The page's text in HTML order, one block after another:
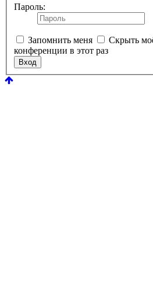
Пароль:
Запомнить меня
Скрыть
конференции в этот раз